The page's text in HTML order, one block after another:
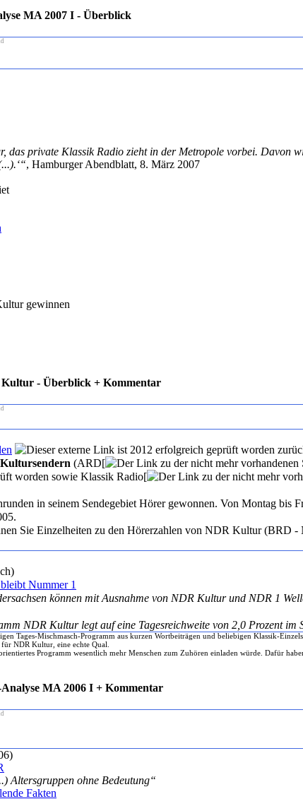
MA 2007 I - Überblick
das private Klassik Radio zieht in der Metropole vorbei. Davon
, Hamburger Abendblatt, 8. März 2007
gewinnen
- Überblick + Kommentar
(ARD[
sowie Klassik Radio[
in seinem Sendegebiet Hörer gewonnen. Von Montag
Sie Einzelheiten zu den Hörerzahlen von NDR Kultur (BRD
Nummer 1
können mit Ausnahme von NDR Kultur und NDR 1
NDR Kultur legt auf eine Tagesreichweite von 2,0 Prozent im
Tages-Mischmasch-Programm aus kurzen Wortbeiträgen und beliebigen Klassik-
NDR Kultur, eine echte Qual.
Programm wesentlich mehr Menschen zum Zuhören einladen würde. Dafür
MA 2006 I + Kommentar
Altersgruppen ohne Bedeutung“
Fakten